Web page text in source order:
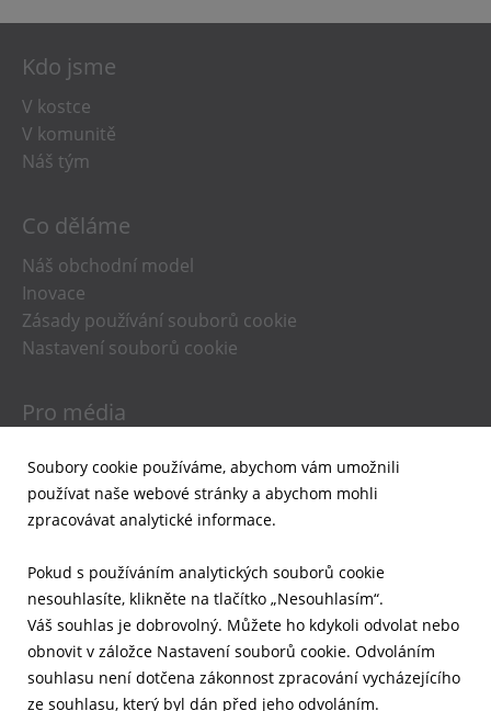
Kdo jsme
V kostce
V komunitě
Náš tým
Co děláme
Náš obchodní model
Inovace
Zásady používání souborů cookie
Nastavení souborů cookie
Pro média
Podklady pro média
Upozornění e-mailem
Pro investory
Finanční výsledky
Aktuální přehledy
Správa a řízení společnosti
Soubory cookie používáme, abychom vám umožnili
používat naše webové stránky a abychom mohli
zpracovávat analytické informace.
Pokud s používáním analytických souborů cookie
nesouhlasíte, klikněte na tlačítko „Nesouhlasím“.
Váš souhlas je dobrovolný. Můžete ho kdykoli odvolat nebo
obnovit v záložce Nastavení souborů cookie. Odvoláním
souhlasu není dotčena zákonnost zpracování vycházejícího
ze souhlasu, který byl dán před jeho odvoláním.